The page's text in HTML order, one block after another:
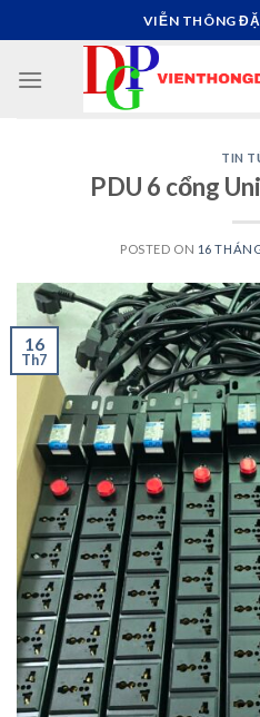
to
content
VIỄN THÔNG
TIN
PDU 6 cổng
POSTED ON 16
16
Th7